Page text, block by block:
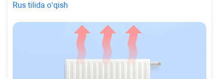
Rus tilida oʻqish